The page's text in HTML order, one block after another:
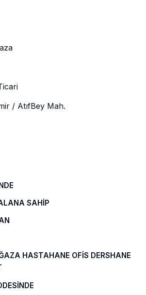
/ AtıfBey Mah.
SAHİP
HASTAHANE OFİS DERSHANE